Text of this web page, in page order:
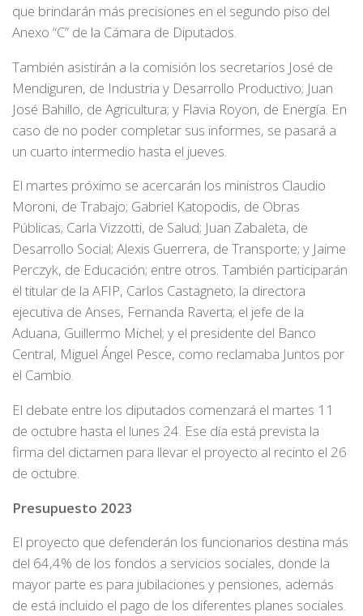
que brindarán más precisiones en el segundo piso del
Anexo “C” de la Cámara de Diputados.
También asistirán a la comisión los secretarios José de
Mendiguren, de Industria y Desarrollo Productivo; Juan
José Bahillo, de Agricultura; y Flavia Royon, de Energía. En
caso de no poder completar sus informes, se pasará a
un cuarto intermedio hasta el jueves.
El martes próximo se acercarán los ministros Claudio
Moroni, de Trabajo; Gabriel Katopodis, de Obras
Públicas; Carla Vizzotti, de Salud; Juan Zabaleta, de
Desarrollo Social; Alexis Guerrera, de Transporte; y Jaime
Perczyk, de Educación; entre otros. También participarán
el titular de la AFIP, Carlos Castagneto; la directora
ejecutiva de Anses, Fernanda Raverta; el jefe de la
Aduana, Guillermo Michel; y el presidente del Banco
Central, Miguel Ángel Pesce, como reclamaba Juntos por
el Cambio.
El debate entre los diputados comenzará el martes 11
de octubre hasta el lunes 24. Ese día está prevista la
firma del dictamen para llevar el proyecto al recinto el 26
de octubre.
Presupuesto 2023
El proyecto que defenderán los funcionarios destina más
del 64,4% de los fondos a servicios sociales, donde la
mayor parte es para jubilaciones y pensiones, además
de está incluido el pago de los diferentes planes sociales.